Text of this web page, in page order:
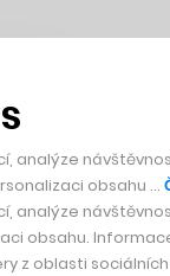
bez
oproti
K
analýze
obsahu …
analýze
obsahu.
z oblasti